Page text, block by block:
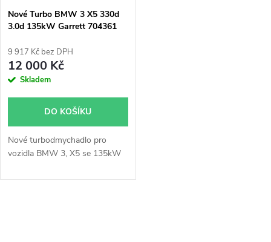
p
r
o
u
k
s
p
r
o
d
u
k
Nové Turbo BMW 3 X5 330d
3.0d 135kW Garrett 704361
9 917 Kč bez DPH
12 000 Kč
Skladem
DO KOŠÍKU
Nové turbodmychadlo pro
vozidla BMW 3, X5 se 135kW